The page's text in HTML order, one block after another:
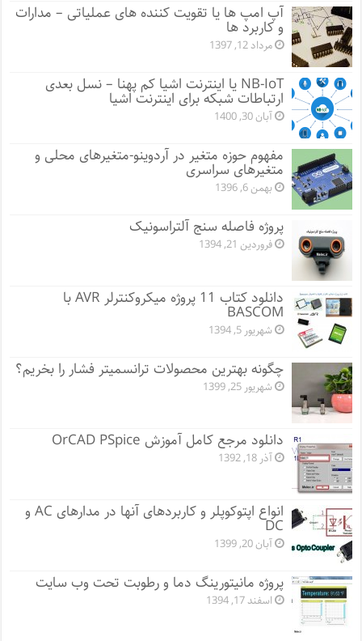
آپ امپ ها یا تقویت کننده های عملیاتی – مدارات
و کاربرد ها
مرداد 12, 1397
NB-IoT یا اینترنت اشیا کم پهنا – نسل بعدی
ارتباطات شبکه برای اینترنت اشیا
آبان 30, 1400
مفهوم حوزه متغیر در آردوینو-متغیرهای محلی و
متغیرهای سراسری
بهمن 6, 1396
پروژه فاصله سنج آلتراسونیک
فروردین 21, 1394
دانلود کتاب 11 پروژه میکروکنترلر AVR با
BASCOM
شهریور 5, 1394
چگونه بهترین محصولات ترانسمیتر فشار را بخریم؟
شهریور 25, 1399
دانلود مرجع کامل آموزش OrCAD PSpice
آذر 18, 1392
انواع اپتوکوپلر و کاربردهای آنها در مدارهای AC و
DC
آبان 20, 1399
پروژه مانيتورينگ دما و رطوبت تحت وب سایت
اسفند 17, 1394